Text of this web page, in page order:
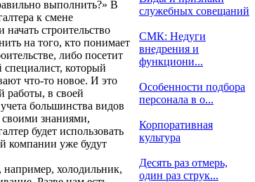
выполнить?» В
к смене
строительство
на того, кто понимает
либо посетит
специалист, который
что-то новое. И это
работы, в своей
большинства видов
своими знаниями,
будет использовать
компании уже будут
холодильник,
служебных совещаний
СМК: Недуги
внедрения и
функциони...
Особенности подбора
персонала в о...
Корпоративная
культура
Десять раз отмерь,
один раз струк...